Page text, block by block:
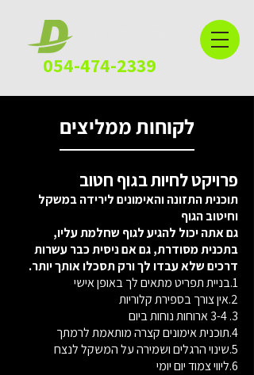
לקוחות ממליצים
פרויקט לחיות בגוף חטוב
תוכנית התזונה והאימונים לירידה במשקל
וחיטוב הגוף
גם אתה יכול להגיע לגוף שחלמת עליו,
בתכנית מסודרת, גם אם ניסית כבר עשרות
דרכים שלא עבדו לך ורק תסכלו אותך יותר.​
1.בניית תפריט מתאים לך באופן אישי
2.אין צורך בספירת קלוריות
3. 3-4 ארוחות נוחות ביום
4.תוכנית אימונים קצרה מותאמת לרמתך
5.שינוי הרגלים ושמירה על המשקל לנצח
6.ליווי צמוד יום יומי